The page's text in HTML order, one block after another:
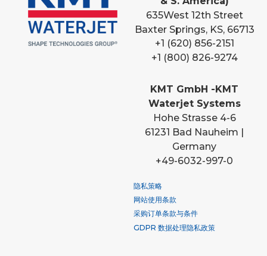
635West 12th Street
Baxter Springs, KS, 66713
+1 (620) 856-2151
+1 (800) 826-9274
KMT GmbH -KMT
Waterjet Systems
Hohe Strasse 4-6
61231 Bad Nauheim |
Germany
+49-6032-997-0
隐私策略
网站使用条款
采购订单条款与条件
GDPR 数据处理隐私政策